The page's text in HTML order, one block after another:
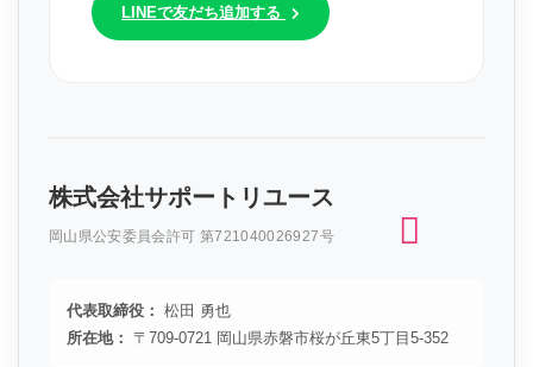
LINEで友だち追加する
株式会社サポートリユース
岡山県公安委員会許可 第721040026927号
代表取締役： 松田 勇也
所在地：
〒709-0721 岡山県赤磐市桜が丘東5丁目5-352